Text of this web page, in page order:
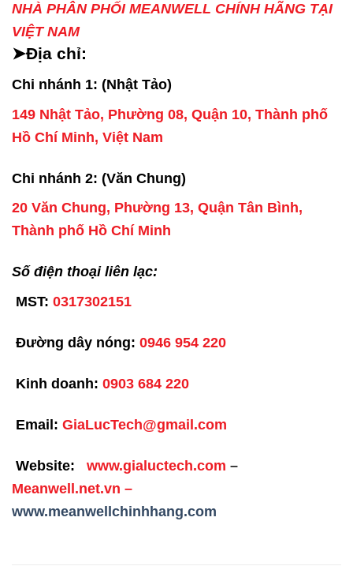
NHÀ PHÂN PHỐI MEANWELL CHÍNH HÃNG TẠI
VIỆT NAM
➤Địa chỉ:
Chi nhánh 1: (Nhật Tảo)
149 Nhật Tảo, Phường 08, Quận 10, Thành phố
Hồ Chí Minh, Việt Nam
Chi nhánh 2: (Văn Chung)
20 Văn Chung, Phường 13, Quận Tân Bình,
Thành phố Hồ Chí Minh
Số điện thoại liên lạc:
MST: 0317302151
Đường dây nóng: 0946 954 220
Kinh doanh: 0903 684 220
Email: GiaLucTech@gmail.com
Website: www.gialuctech.com –
Meanwell.net.vn –
www.meanwellchinhhang.com